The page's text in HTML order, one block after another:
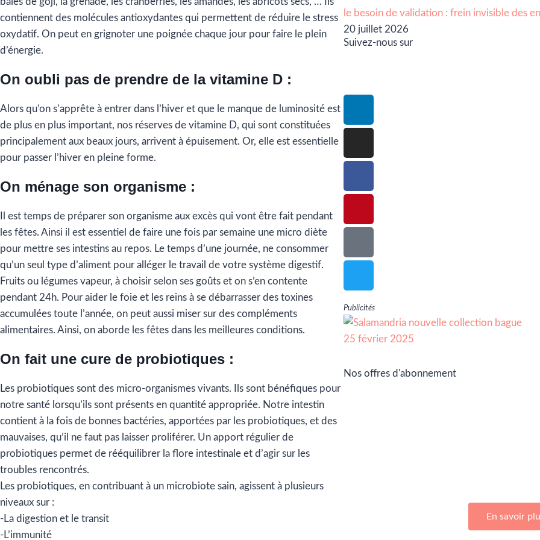
contiennent des molécules antioxydantes qui permettent de réduire le stress
oxydatif. On peut en grignoter une poignée chaque jour pour faire le plein
d’énergie.
On oubli pas de prendre de la vitamine D :
Alors qu’on s’apprête à entrer dans l’hiver et que le manque de luminosité est
de plus en plus important, nos réserves de vitamine D, qui sont constituées
principalement aux beaux jours, arrivent à épuisement. Or, elle est essentielle
pour passer l’hiver en pleine forme.
On ménage son organisme :
Il est temps de préparer son organisme aux excès qui vont être fait pendant
les fêtes. Ainsi il est essentiel de faire une fois par semaine une micro diète
pour mettre ses intestins au repos. Le temps d’une journée, ne consommer
qu’un seul type d’aliment pour alléger le travail de votre système digestif.
Fruits ou légumes vapeur, à choisir selon ses goûts et on s’en contente
pendant 24h. Pour aider le foie et les reins à se débarrasser des toxines
accumulées toute l’année, on peut aussi miser sur des compléments
alimentaires. Ainsi, on aborde les fêtes dans les meilleures conditions.
On fait une cure de probiotiques :
Les probiotiques sont des micro-organismes vivants. Ils sont bénéfiques pour
notre santé lorsqu’ils sont présents en quantité appropriée. Notre intestin
contient à la fois de bonnes bactéries, apportées par les probiotiques, et des
mauvaises, qu’il ne faut pas laisser proliférer. Un apport régulier de
probiotiques permet de rééquilibrer la flore intestinale et d’agir sur les
troubles rencontrés.
Les probiotiques, en contribuant à un microbiote sain, agissent à plusieurs
niveaux sur :
-La digestion et le transit
-L’immunité
le besoin de validation : frein invisible des
20 juillet 2026
Suivez-nous sur
Publicités
Nos offres d'abonnement
En savoir